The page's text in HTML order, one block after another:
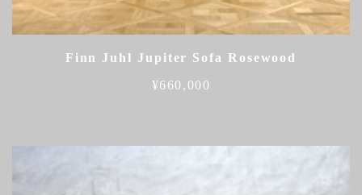
Finn Juhl Jupiter Sofa Rosewood
¥660,000